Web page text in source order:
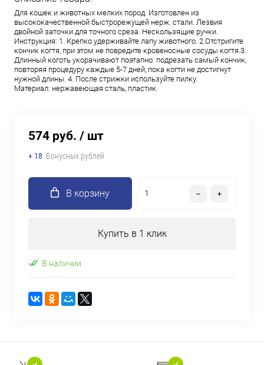
Для кошек и животных мелких пород. Изготовлен из
высококачественной быстрорежущей нерж. стали. Лезвия
двойной заточки для точного среза. Нескользящие ручки.
Инструкция: 1. Крепко удерживайте лапу животного. 2.Отстригите
кончик когтя, при этом не повредите кровеносные сосуды когтя.3.
Длинный коготь укорачивают поэтапно: подрезать самый кончик,
повторяя процедуру каждые 5-7 дней, пока когти не достигнут
нужной длины. 4. После стрижки используйте пилку.
Материал: нержавеющая сталь, пластик.
574 руб. / шт
+ 18 Бонусных рублей
В корзину
Купить в 1 клик
В наличии